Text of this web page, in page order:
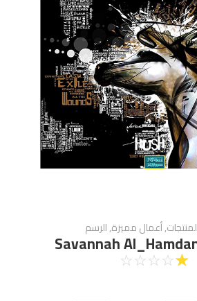
,أعمال مميزة,الرسم
Savannah
☆
☆
☆
☆
☆